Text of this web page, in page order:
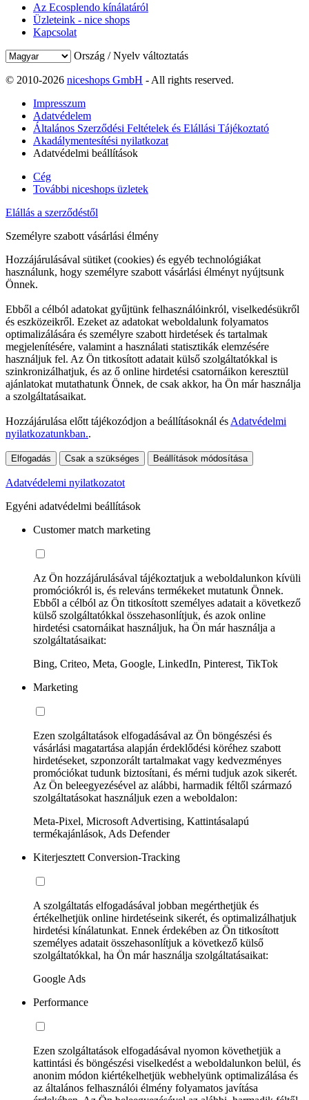
Az Ecosplendo kínálatáról
Üzleteink - nice shops
Kapcsolat
Ország / Nyelv változtatás
© 2010-2026 niceshops GmbH - All rights reserved.
Impresszum
Adatvédelem
Általános Szerződési Feltételek és Elállási Tájékoztató
Akadálymentesítési nyilatkozat
Adatvédelmi beállítások
Cég
További niceshops üzletek
Elállás a szerződéstől
Személyre szabott vásárlási élmény
Hozzájárulásával sütiket (cookies) és egyéb technológiákat
használunk, hogy személyre szabott vásárlási élményt nyújtsunk
Önnek.
Ebből a célból adatokat gyűjtünk felhasználóinkról, viselkedésükről
és eszközeikről. Ezeket az adatokat weboldalunk folyamatos
optimalizálására és személyre szabott hirdetések és tartalmak
megjelenítésére, valamint a használati statisztikák elemzésére
használjuk fel. Az Ön titkosított adatait külső szolgáltatókkal is
szinkronizálhatjuk, és az ő online hirdetési csatornáikon keresztül
ajánlatokat mutathatunk Önnek, de csak akkor, ha Ön már használja
a szolgáltatásaikat.
Hozzájárulása előtt tájékozódjon a beállításoknál és Adatvédelmi
nyilatkozatunkban..
Elfogadás Csak a szükséges Beállítások módosítása
Adatvédelemi nyilatkozatot
Egyéni adatvédelmi beállítások
Customer match marketing
Az Ön hozzájárulásával tájékoztatjuk a weboldalunkon kívüli
promóciókról is, és releváns termékeket mutatunk Önnek.
Ebből a célból az Ön titkosított személyes adatait a következő
külső szolgáltatókkal összehasonlítjuk, és azok online
hirdetési csatornáikat használjuk, ha Ön már használja a
szolgáltatásaikat:
Bing, Criteo, Meta, Google, LinkedIn, Pinterest, TikTok
Marketing
Ezen szolgáltatások elfogadásával az Ön böngészési és
vásárlási magatartása alapján érdeklődési köréhez szabott
hirdetéseket, szponzorált tartalmakat vagy kedvezményes
promóciókat tudunk biztosítani, és mérni tudjuk azok sikerét.
Az Ön beleegyezésével az alábbi, harmadik féltől származó
szolgáltatásokat használjuk ezen a weboldalon:
Meta-Pixel, Microsoft Advertising, Kattintásalapú
termékajánlások, Ads Defender
Kiterjesztett Conversion-Tracking
A szolgáltatás elfogadásával jobban megérthetjük és
értékelhetjük online hirdetéseink sikerét, és optimalizálhatjuk
hirdetési kínálatunkat. Ennek érdekében az Ön titkosított
személyes adatait összehasonlítjuk a következő külső
szolgáltatókkal, ha Ön már használja szolgáltatásaikat:
Google Ads
Performance
Ezen szolgáltatások elfogadásával nyomon követhetjük a
kattintási és böngészési viselkedést a weboldalunkon belül, és
anonim módon kiértékelhetjük webhelyünk optimalizálása és
az általános felhasználói élmény folyamatos javítása